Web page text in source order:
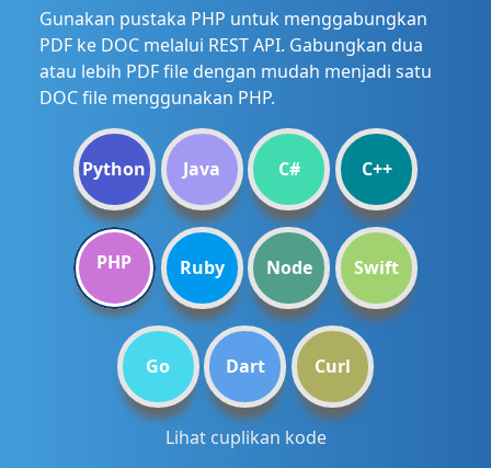
Gunakan pustaka PHP untuk menggabungkan
PDF ke DOC melalui REST API. Gabungkan dua
atau lebih PDF file dengan mudah menjadi satu
DOC file menggunakan PHP.
Python Java C# C++
PHP Ruby Node Swift
Go Dart Curl
Lihat cuplikan kode